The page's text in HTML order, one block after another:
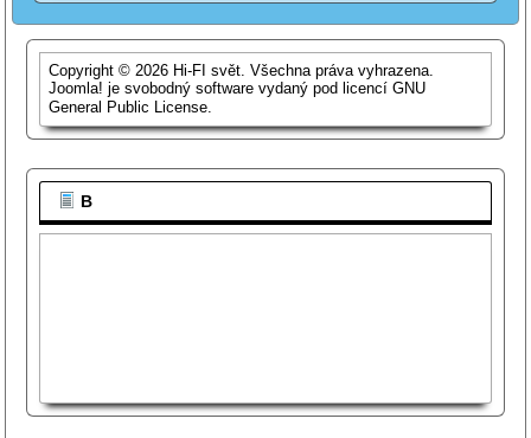
Copyright © 2026 Hi-FI svět. Všechna práva vyhrazena.
Joomla! je svobodný software vydaný pod licencíGNU
General Public License.
B